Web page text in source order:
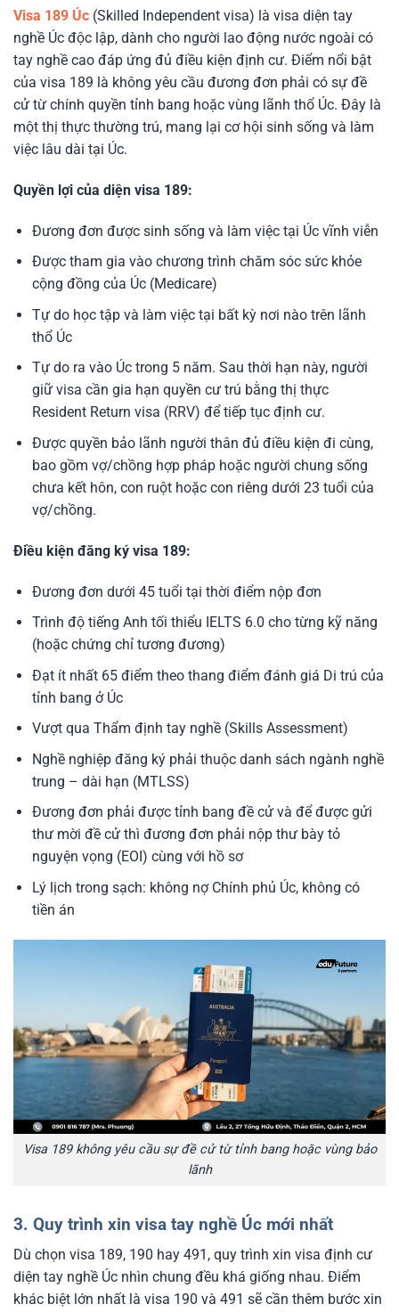
Visa 189 Úc (Skilled Independent visa) là visa diện tay
nghề Úc độc lập, dành cho người lao động nước ngoài có
tay nghề cao đáp ứng đủ điều kiện định cư. Điểm nổi bật
của visa 189 là không yêu cầu đương đơn phải có sự đề
cử từ chính quyền tỉnh bang hoặc vùng lãnh thổ Úc. Đây là
một thị thực thường trú, mang lại cơ hội sinh sống và làm
việc lâu dài tại Úc.
Quyền lợi của diện visa 189:
Đương đơn được sinh sống và làm việc tại Úc vĩnh viễn
Được tham gia vào chương trình chăm sóc sức khỏe
cộng đồng của Úc (Medicare)
Tự do học tập và làm việc tại bất kỳ nơi nào trên lãnh
thổ Úc
Tự do ra vào Úc trong 5 năm. Sau thời hạn này, người
giữ visa cần gia hạn quyền cư trú bằng thị thực
Resident Return visa (RRV) để tiếp tục định cư.
Được quyền bảo lãnh người thân đủ điều kiện đi cùng,
bao gồm vợ/chồng hợp pháp hoặc người chung sống
chưa kết hôn, con ruột hoặc con riêng dưới 23 tuổi của
vợ/chồng.
Điều kiện đăng ký visa 189:
Đương đơn dưới 45 tuổi tại thời điểm nộp đơn
Trình độ tiếng Anh tối thiểu IELTS 6.0 cho từng kỹ năng
(hoặc chứng chỉ tương đương)
Đạt ít nhất 65 điểm theo thang điểm đánh giá Di trú của
tỉnh bang ở Úc
Vượt qua Thẩm định tay nghề (Skills Assessment)
Nghề nghiệp đăng ký phải thuộc danh sách ngành nghề
trung – dài hạn (MTLSS)
Đương đơn phải được tỉnh bang đề cử và để được gửi
thư mời đề cử thì đương đơn phải nộp thư bày tỏ
nguyện vọng (EOI) cùng với hồ sơ
Lý lịch trong sạch: không nợ Chính phủ Úc, không có
tiền án
Visa 189 không yêu cầu sự đề cử từ tỉnh bang hoặc vùng bảo
lãnh
3. Quy trình xin visa tay nghề Úc mới nhất
Dù chọn visa 189, 190 hay 491, quy trình xin visa định cư
diện tay nghề Úc nhìn chung đều khá giống nhau. Điểm
khác biệt lớn nhất là visa 190 và 491 sẽ cần thêm bước xin